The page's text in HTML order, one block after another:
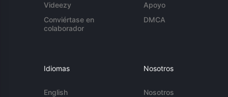
Videezy
Conviértase en
colaborador
Apoyo
DMCA
Idiomas
English
Nosotros
Nosotros